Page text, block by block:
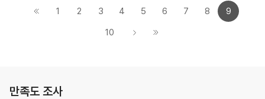
1 2 3 4 5 6 7 8
9
10
만족도 조사